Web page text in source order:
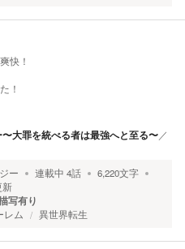
快！
！
大罪を統べる者は最強へと至る〜／
ー 連載中 4話 6,220文字
新
写有り
レム 異世界転生